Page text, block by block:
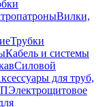
Вилки,
Трубки
Кабель и системы
Силовой
для труб,
Электрощитовое